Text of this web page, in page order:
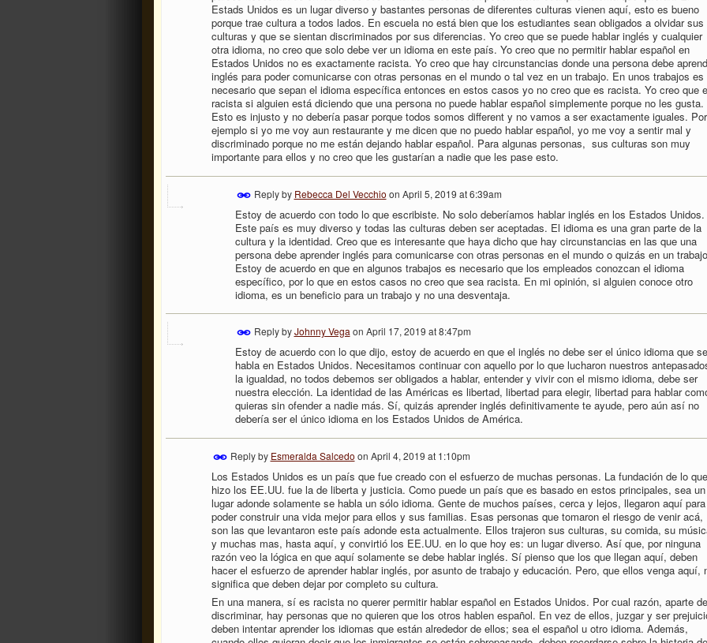
Estads Unidos es un lugar diverso y bastantes personas de diferentes culturas vienen aquí, esto es bueno
porque trae cultura a todos lados. En escuela no está bien que los estudiantes sean obligados a olvidar sus
culturas y que se sientan discriminados por sus diferencias. Yo creo que se puede hablar inglés y cualquier
otra idioma, no creo que solo debe ver un idioma en este país. Yo creo que no permitir hablar español en
Estados Unidos no es exactamente racista. Yo creo que hay circunstancias donde una persona debe
inglés para poder comunicarse con otras personas en el mundo o tal vez en un trabajo. En unos trabajos es
necesario que sepan el idioma específica entonces en estos casos yo no creo que es racista. Yo creo que
racista si alguien está diciendo que una persona no puede hablar español simplemente porque no les gusta.
Esto es injusto y no debería pasar porque todos somos different y no vamos a ser exactamente iguales. Por
ejemplo si yo me voy aun restaurante y me dicen que no puedo hablar español, yo me voy a sentir mal y
discriminado porque no me están dejando hablar español. Para algunas personas, sus culturas son muy
importante para ellos y no creo que les gustarían a nadie que les pase esto.
Reply by Rebecca Del Vecchio on April 5, 2019 at 6:39am
Estoy de acuerdo con todo lo que escribiste. No solo deberíamos hablar inglés en los Estados Unidos.
Este país es muy diverso y todas las culturas deben ser aceptadas. El idioma es una gran parte de la
cultura y la identidad. Creo que es interesante que haya dicho que hay circunstancias en las que una
persona debe aprender inglés para comunicarse con otras personas en el mundo o quizás en un
Estoy de acuerdo en que en algunos trabajos es necesario que los empleados conozcan el idioma
específico, por lo que en estos casos no creo que sea racista. En mi opinión, si alguien conoce otro
idioma, es un beneficio para un trabajo y no una desventaja.
Reply byJohnny Vega on April 17, 2019 at 8:47pm
Estoy de acuerdo con lo que dijo, estoy de acuerdo en que el inglés no debe ser el único idioma que se
habla en Estados Unidos. Necesitamos continuar con aquello por lo que lucharon nuestros
la igualdad, no todos debemos ser obligados a hablar, entender y vivir con el mismo idioma, debe ser
nuestra elección. La identidad de las Américas es libertad, libertad para elegir, libertad para hablar
quieras sin ofender a nadie más. Sí, quizás aprender inglés definitivamente te ayude, pero aún así no
debería ser el único idioma en los Estados Unidos de América.
Reply by Esmeralda Salcedo on April 4, 2019 at 1:10pm
Los Estados Unidos es un país que fue creado con el esfuerzo de muchas personas. La fundación de lo que
hizo los EE.UU. fue la de liberta y justicia. Como puede un país que es basado en estos principales, sea un
lugar adonde solamente se habla un sólo idioma. Gente de muchos países, cerca y lejos, llegaron aquí para
poder construir una vida mejor para ellos y sus familias. Esas personas que tomaron el riesgo de venir acá,
son las que levantaron este país adonde esta actualmente. Ellos trajeron sus culturas, su comida, su
y muchas mas, hasta aquí, y convirtió los EE.UU. en lo que hoy es: un lugar diverso. Así que, por ninguna
razón veo la lógica en que aquí solamente se debe hablar inglés. Sí pienso que los que llegan aquí, deben
hacer el esfuerzo de aprender hablar inglés, por asunto de trabajo y educación. Pero, que ellos venga aquí,
significa que deben dejar por completo su cultura.
En una manera, sí es racista no querer permitir hablar español en Estados Unidos. Por cual razón, aparte de
discriminar, hay personas que no quieren que los otros hablen español. En vez de ellos, juzgar y ser
deben intentar aprender los idiomas que están alrededor de ellos; sea el español u otro idioma. Además,